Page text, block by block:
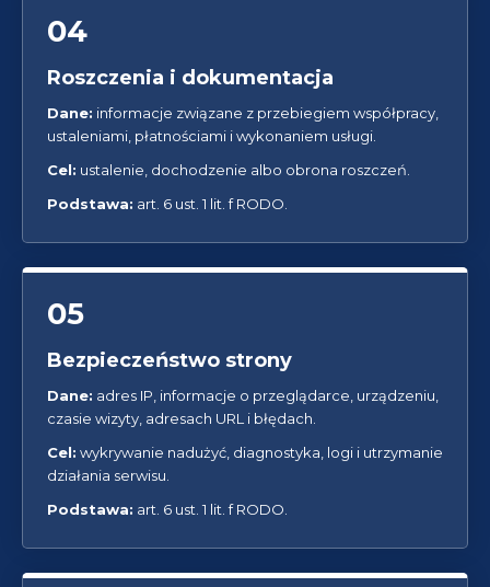
04
Roszczenia i dokumentacja
Dane: informacje związane z przebiegiem współpracy,
ustaleniami, płatnościami i wykonaniem usługi.
Cel: ustalenie, dochodzenie albo obrona roszczeń.
Podstawa: art. 6 ust. 1 lit. f RODO.
05
Bezpieczeństwo strony
Dane: adres IP, informacje o przeglądarce, urządzeniu,
czasie wizyty, adresach URL i błędach.
Cel: wykrywanie nadużyć, diagnostyka, logi i utrzymanie
działania serwisu.
Podstawa: art. 6 ust. 1 lit. f RODO.